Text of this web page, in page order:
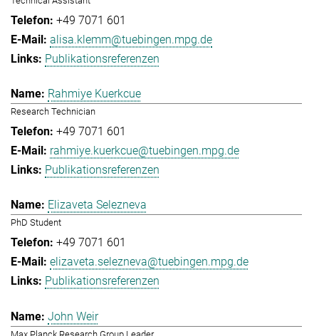
+49 7071 601
alisa.klemm@tuebingen.mpg.de
Publikationsreferenzen
Rahmiye Kuerkcue
Research Technician
+49 7071 601
rahmiye.kuerkcue@tuebingen.mpg.de
Publikationsreferenzen
Elizaveta Selezneva
PhD Student
+49 7071 601
elizaveta.selezneva@tuebingen.mpg.de
Publikationsreferenzen
John Weir